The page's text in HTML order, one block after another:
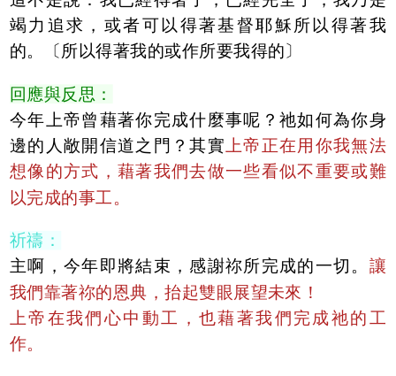
竭力追求，或者可以得著基督耶穌所以得著我
的。〔所以得著我的或作所要我得的〕
回應與反思：
今年上帝曾藉著你完成什麼事呢？祂如何為你身
邊的人敞開信道之門？其實上帝正在用你我無法
想像的方式，藉著我們去做一些看似不重要或難
以完成的事工。
祈禱：
主啊，今年即將結束，感謝祢所完成的一切。 讓
我們靠著祢的恩典，抬起雙眼展望未來！
上帝在我們心中動工，也藉著我們完成祂的工
作。